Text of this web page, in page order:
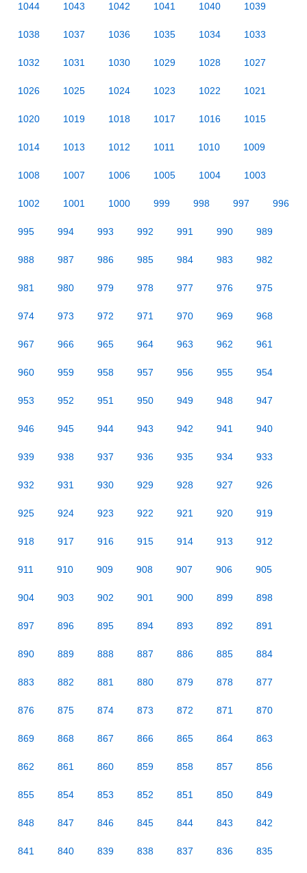
1044 1043 1042 1041 1040 1039
1038 1037 1036 1035 1034 1033
1032 1031 1030 1029 1028 1027
1026 1025 1024 1023 1022 1021
1020 1019 1018 1017 1016 1015
1014 1013 1012 1011 1010 1009
1008 1007 1006 1005 1004 1003
1002 1001 1000 999 998 997 996
995 994 993 992 991 990 989
988 987 986 985 984 983 982
981 980 979 978 977 976 975
974 973 972 971 970 969 968
967 966 965 964 963 962 961
960 959 958 957 956 955 954
953 952 951 950 949 948 947
946 945 944 943 942 941 940
939 938 937 936 935 934 933
932 931 930 929 928 927 926
925 924 923 922 921 920 919
918 917 916 915 914 913 912
911 910 909 908 907 906 905
904 903 902 901 900 899 898
897 896 895 894 893 892 891
890 889 888 887 886 885 884
883 882 881 880 879 878 877
876 875 874 873 872 871 870
869 868 867 866 865 864 863
862 861 860 859 858 857 856
855 854 853 852 851 850 849
848 847 846 845 844 843 842
841 840 839 838 837 836 835